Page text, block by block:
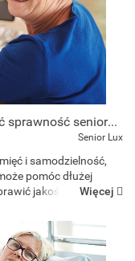
Choroba Alzheimera – jak podtrzymać sprawność seniora? Sprawdzone metody pracy
Senior Lux
i samodzielność,
pomóc dłużej
jakość
Więcej